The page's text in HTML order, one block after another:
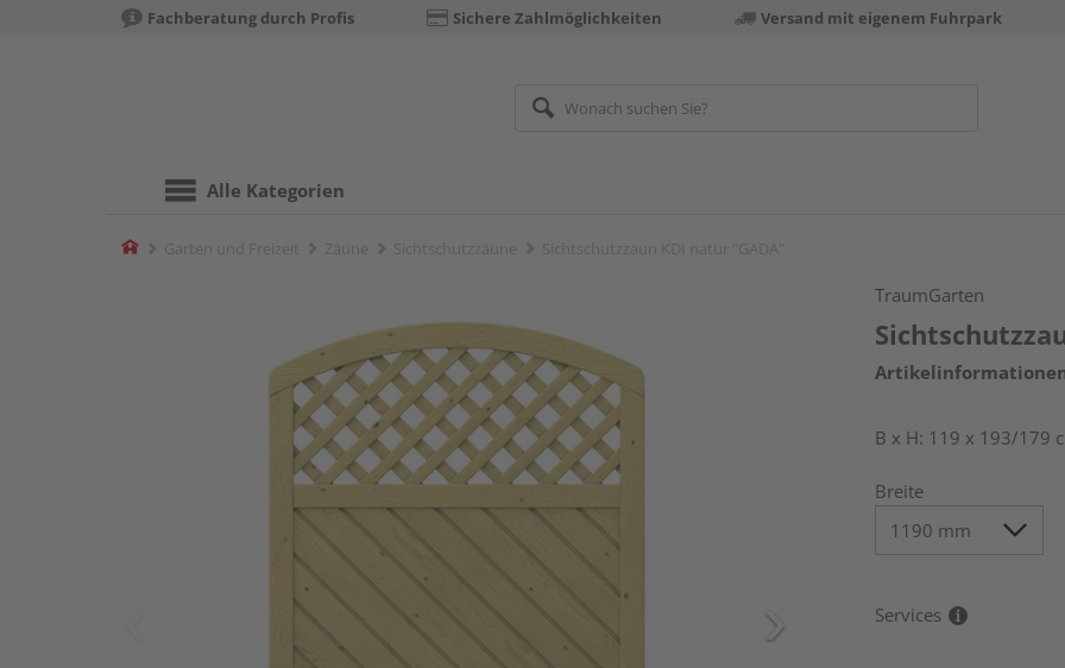
Fachberatung durch Profis Sichere Zahlmöglichkeiten Versand mit eigenem Fuhrpark
Alle Kategorien
Home
TraumGarten
B x H: 119 x 193/179
Breite
Services